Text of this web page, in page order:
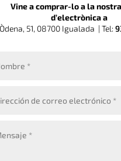
Vine a comprar-lo a la
d’electrònica a
Òdena, 51, 08700 Igualada | Tel: